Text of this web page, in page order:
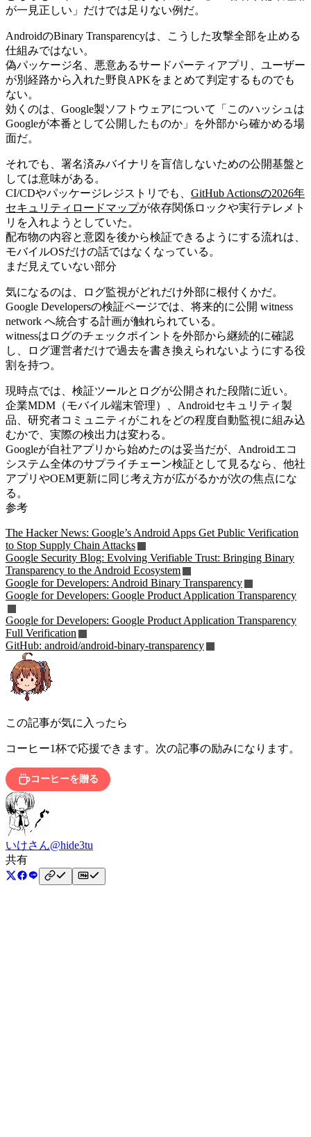
が一見正しい」だけでは足りない例だ。
AndroidのBinary Transparencyは、こうした攻撃全部を止める
仕組みではない。
偽パッケージ名、悪意あるサードパーティアプリ、ユーザー
が別経路から入れた野良APKをまとめて判定するものでも
ない。
効くのは、Google製ソフトウェアについて「このハッシュは
Googleが本番として公開したものか」を外部から確かめる場
面だ。
それでも、署名済みバイナリを盲信しないための公開基盤と
しては意味がある。
CI/CDやパッケージレジストリでも、 GitHub Actionsの2026年
セキュリティロードマップが依存関係ロックや実行テレメト
リを入れようとしていた。
配布物の内容と意図を後から検証できるようにする流れは、
モバイルOSだけの話ではなくなっている。
まだ見えていない部分
気になるのは、ログ監視がどれだけ外部に根付くかだ。
Google Developersの検証ページでは、将来的に公開 witness
network へ統合する計画が触れられている。
witnessはログのチェックポイントを外部から継続的に確認
し、ログ運営者だけで過去を書き換えられないようにする役
割を持つ。
現時点では、検証ツールとログが公開された段階に近い。
企業MDM（モバイル端末管理）、Androidセキュリティ製
品、研究者コミュニティがこれをどの程度自動監視に組み込
むかで、実際の検出力は変わる。
Googleが自社アプリから始めたのは妥当だが、Androidエコ
システム全体のサプライチェーン検証として見るなら、他社
アプリやOEM更新に同じ考え方が広がるかが次の焦点にな
る。
参考
The Hacker News: Google’s Android Apps Get Public Verification
to Stop Supply Chain Attacks
Google Security Blog: Evolving Verifiable Trust: Bringing Binary
Transparency to the Android Ecosystem
Google for Developers: Android Binary Transparency
Google for Developers: Google Product Application Transparency
Google for Developers: Google Product Application Transparency
Full Verification
GitHub: android/android-binary-transparency
この記事が気に入ったら
コーヒー1杯で応援できます。次の記事の励みになります。
コーヒーを贈る
いけさん@hide3tu
共有